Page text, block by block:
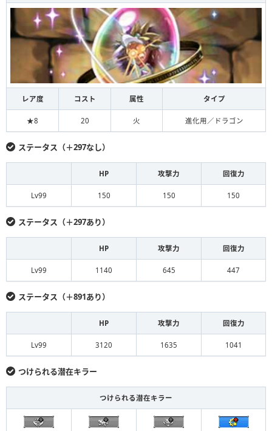
レア度 コスト 属性 タイプ
★8 20 火 進化用／ドラゴン
ステータス（＋297なし）
HP 攻撃力 回復力
Lv99 150 150 150
ステータス（＋297あり）
HP 攻撃力 回復力
Lv99 1140 645 447
ステータス（＋891あり）
HP 攻撃力 回復力
Lv99 3120 1635 1041
つけられる潜在キラー
つけられる潜在キラー